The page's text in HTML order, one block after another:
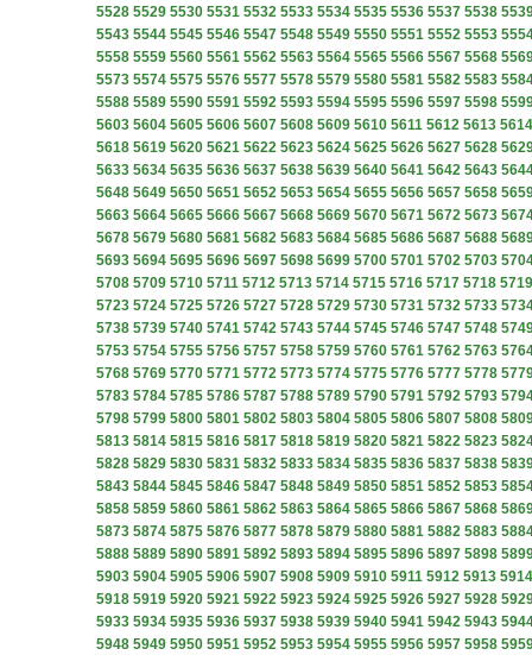
5528 5529 5530 5531 5532 5533 5534 5535 5536 5537 5538
5543 5544 5545 5546 5547 5548 5549 5550 5551 5552 5553
5558 5559 5560 5561 5562 5563 5564 5565 5566 5567 5568
5573 5574 5575 5576 5577 5578 5579 5580 5581 5582 5583
5588 5589 5590 5591 5592 5593 5594 5595 5596 5597 5598
5603 5604 5605 5606 5607 5608 5609 5610 5611 5612 5613 5614
5618 5619 5620 5621 5622 5623 5624 5625 5626 5627 5628
5633 5634 5635 5636 5637 5638 5639 5640 5641 5642 5643
5648 5649 5650 5651 5652 5653 5654 5655 5656 5657 5658
5663 5664 5665 5666 5667 5668 5669 5670 5671 5672 5673
5678 5679 5680 5681 5682 5683 5684 5685 5686 5687 5688
5693 5694 5695 5696 5697 5698 5699 5700 5701 5702 5703
5708 5709 5710 5711 5712 5713 5714 5715 5716 5717 5718 5719
5723 5724 5725 5726 5727 5728 5729 5730 5731 5732 5733
5738 5739 5740 5741 5742 5743 5744 5745 5746 5747 5748
5753 5754 5755 5756 5757 5758 5759 5760 5761 5762 5763
5768 5769 5770 5771 5772 5773 5774 5775 5776 5777 5778
5783 5784 5785 5786 5787 5788 5789 5790 5791 5792 5793
5798 5799 5800 5801 5802 5803 5804 5805 5806 5807 5808
5813 5814 5815 5816 5817 5818 5819 5820 5821 5822 5823
5828 5829 5830 5831 5832 5833 5834 5835 5836 5837 5838
5843 5844 5845 5846 5847 5848 5849 5850 5851 5852 5853
5858 5859 5860 5861 5862 5863 5864 5865 5866 5867 5868
5873 5874 5875 5876 5877 5878 5879 5880 5881 5882 5883
5888 5889 5890 5891 5892 5893 5894 5895 5896 5897 5898
5903 5904 5905 5906 5907 5908 5909 5910 5911 5912 5913 5914
5918 5919 5920 5921 5922 5923 5924 5925 5926 5927 5928
5933 5934 5935 5936 5937 5938 5939 5940 5941 5942 5943
5948 5949 5950 5951 5952 5953 5954 5955 5956 5957 5958